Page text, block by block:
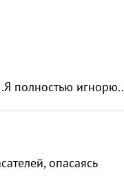
полностью игнорю..
опасаясь